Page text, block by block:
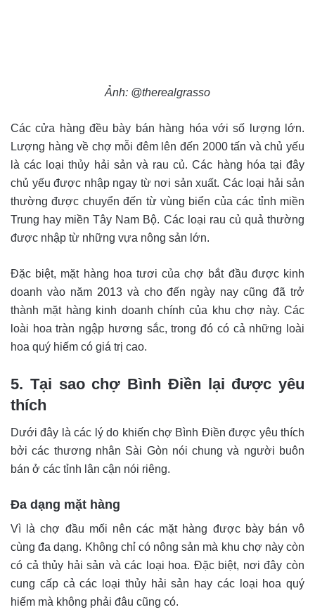
Ảnh: @therealgrasso
Các cửa hàng đều bày bán hàng hóa với số lượng lớn.
Lượng hàng về chợ mỗi đêm lên đến 2000 tấn và chủ yếu
là các loại thủy hải sản và rau củ. Các hàng hóa tại đây
chủ yếu được nhập ngay từ nơi sản xuất. Các loại hải sản
thường được chuyển đến từ vùng biển của các tỉnh miền
Trung hay miền Tây Nam Bộ. Các loại rau củ quả thường
được nhập từ những vựa nông sản lớn.
Đặc biệt, mặt hàng hoa tươi của chợ bắt đầu được kinh
doanh vào năm 2013 và cho đến ngày nay cũng đã trở
thành mặt hàng kinh doanh chính của khu chợ này. Các
loài hoa tràn ngập hương sắc, trong đó có cả những loài
hoa quý hiếm có giá trị cao.
5. Tại sao chợ Bình Điền lại được yêu
thích
Dưới đây là các lý do khiến chợ Bình Điền được yêu thích
bởi các thương nhân Sài Gòn nói chung và người buôn
bán ở các tỉnh lân cận nói riêng.
Đa dạng mặt hàng
Vì là chợ đầu mối nên các mặt hàng được bày bán vô
cùng đa dạng. Không chỉ có nông sản mà khu chợ này còn
có cả thủy hải sản và các loại hoa. Đặc biệt, nơi đây còn
cung cấp cả các loại thủy hải sản hay các loại hoa quý
hiếm mà không phải đâu cũng có.